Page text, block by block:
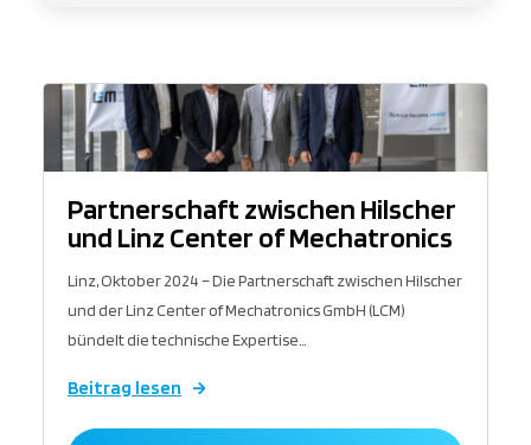
Partnerschaft zwischen Hilscher
und Linz Center of Mechatronics
Linz, Oktober 2024 – Die Partnerschaft zwischen Hilscher
und der Linz Center of Mechatronics GmbH (LCM)
bündelt die technische Expertise…
Beitrag lesen